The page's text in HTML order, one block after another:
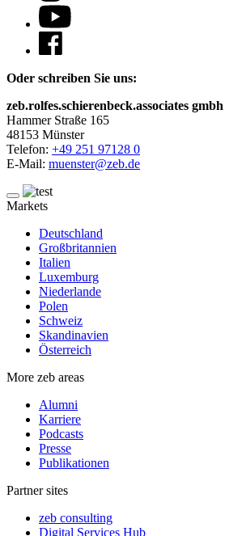
Oder schreiben Sie uns:
zeb.rolfes.schierenbeck.associates gmbh
Hammer Straße 165
48153 Münster
Telefon: +49 251 97128 0
E-Mail: muenster@zeb.de
Markets
Deutschland
Großbritannien
Italien
Luxemburg
Niederlande
Polen
Schweiz
Skandinavien
Österreich
More zeb areas
Alumni
Karriere
Podcasts
Presse
Publikationen
Partner sites
zeb consulting
Digital Services Hub